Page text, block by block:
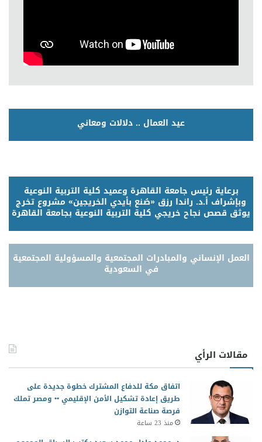
عيد العمال .. دلالات ومعاني
برعاية رئيس جامعة القاهرة وعميد كلية التربية النوعية
وبإشراف أ.د. راندا رزق «صُنع بأيدي الخريجين» مشروع تخرج
يوثق قصص نجاح خريجي كلية التربية النوعية بجامعة القاهرة
العمل الإنساني والمبادرات المجتمعية والمسؤولية المجتمعية
في السعودية
مقالات الرأي
اتفاق مكة للدفاع المشترك خطوة جديدة على
طريق إعادة تشكيل الأمن الإقليمي •• ومصر تملك
فرصة صناعة التوازن
منذ 23 ساعة